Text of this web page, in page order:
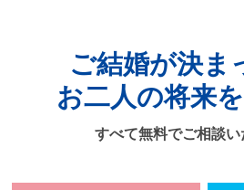
ご結婚が決ま
お二人の将来
すべて無料でご相談